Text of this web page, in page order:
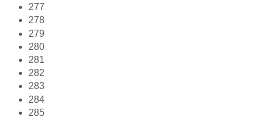
277
278
279
280
281
282
283
284
285